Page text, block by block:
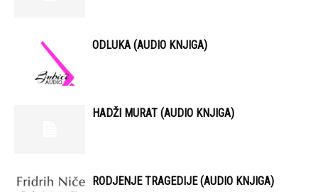
ODLUKA (AUDIO KNJIGA)
HADŽI MURAT (AUDIO KNJIGA)
RODJENJE TRAGEDIJE (AUDIO KNJIGA)